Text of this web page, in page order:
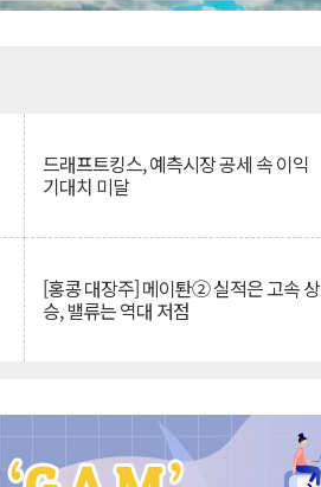
드래프트킹스, 예측시장 공세 속 이익
기대치 미달
[홍콩 대장주] 메이퇀② 실적은 고속 상
승, 밸류는 역대 저점